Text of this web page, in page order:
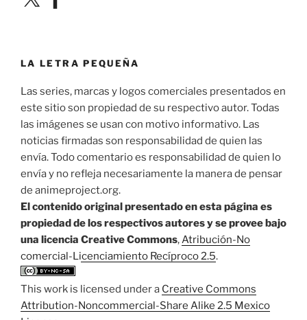
LA LETRA PEQUEÑA
Las series, marcas y logos comerciales presentados en
este sitio son propiedad de su respectivo autor. Todas
las imágenes se usan con motivo informativo. Las
noticias firmadas son responsabilidad de quien las
envía. Todo comentario es responsabilidad de quien lo
envía y no refleja necesariamente la manera de pensar
de animeproject.org.
El contenido original presentado en esta página es
propiedad de los respectivos autores y se provee bajo
una licencia Creative Commons,Atribución-No
comercial-Licenciamiento Recíproco 2.5.
This work is licensed under a Creative Commons
Attribution-Noncommercial-Share Alike 2.5 Mexico